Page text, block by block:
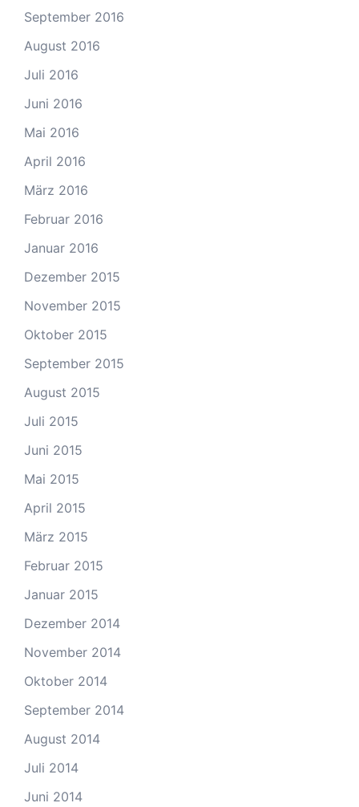
September 2016
August 2016
Juli 2016
Juni 2016
Mai 2016
April 2016
März 2016
Februar 2016
Januar 2016
Dezember 2015
November 2015
Oktober 2015
September 2015
August 2015
Juli 2015
Juni 2015
Mai 2015
April 2015
März 2015
Februar 2015
Januar 2015
Dezember 2014
November 2014
Oktober 2014
September 2014
August 2014
Juli 2014
Juni 2014